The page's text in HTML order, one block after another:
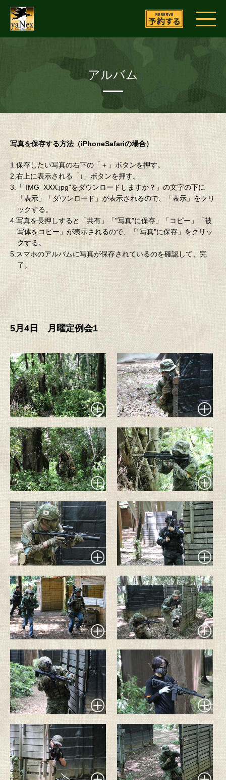
アルバム
写真を保存する方法（iPhoneSafariの場合）
1.保存したい写真の右下の「＋」ボタンを押す。
2.右上に表示される「↓」ボタンを押す。
3.「”IMG_XXX.jpg"をダウンロードしますか？」の文字の下に
「表示」「ダウンロード」が表示されるので、「表示」をクリ
ックする。
4.写真を長押しすると「共有」「"写真”に保存」「コピー」「被
写体をコピー」が表示されるので、「”写真"に保存」をクリッ
クする。
5.スマホのアルバムに写真が保存されているのを確認して、完
了。
5月4日 月曜定例会1